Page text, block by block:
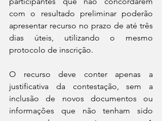
com o resultado preliminar poderão
apresentar recurso no prazo de até três
dias úteis, utilizando o mesmo
protocolo de inscrição.
O recurso deve conter apenas a
justificativa da contestação, sem a
inclusão de novos documentos ou
informações que não tenham sido